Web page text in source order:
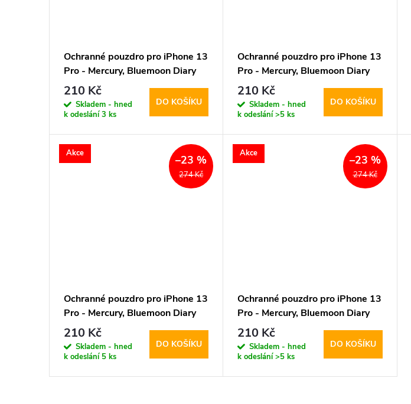
Ochranné pouzdro pro iPhone 13
Pro - Mercury, Bluemoon Diary
Brown
210 Kč
Skladem - hned
k odeslání3 ks
DO KOŠÍKU
Ochranné pouzdro pro iPhone 13
Pro - Mercury, Bluemoon Diary
Gold
210 Kč
Skladem - hned
k odeslání>5 ks
DO KOŠÍKU
Akce
274 Kč
–23 %
Ochranné pouzdro pro iPhone 13
Pro - Mercury, Bluemoon Diary
Red
210 Kč
Skladem - hned
k odeslání 5 ks
DO KOŠÍKU
Akce
274 Kč
–23 %
Ochranné pouzdro pro iPhone 13
Pro - Mercury, Bluemoon Diary
Black
210 Kč
Skladem - hned
k odeslání>5 ks
DO KOŠÍKU